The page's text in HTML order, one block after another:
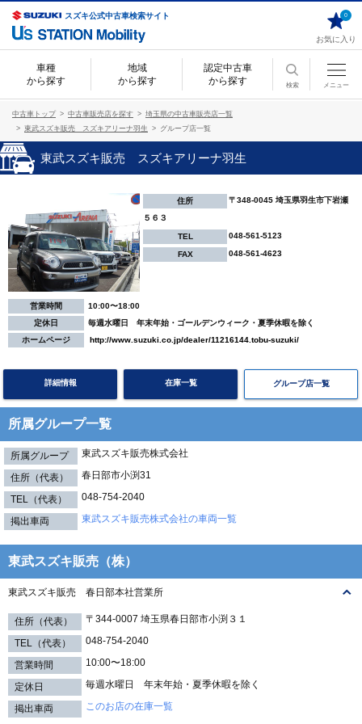
スズキ公式中古車検索サイト
お気に入り
0
車種
から探す
地域
から探す
認定中古車
から探す
検索 メニュー
中古車トップ 中古車販売店を探す
埼玉県の中古車販売店一覧
東武スズキ販売 スズキアリーナ羽生
グループ店一覧
東武スズキ販売 スズキアリーナ羽生
住所 〒348-0045 埼玉県羽生市下岩瀬
５６３
TEL 048-561-5123
FAX 048-561-4623
営業時間
10:00〜18:00
定休日
毎週水曜日 年末年始・ゴールデンウィーク・夏季休暇を除く
ホームページ
http://www.suzuki.co.jp/dealer/11216144.tobu-suzuki/
詳細情報 在庫一覧 グループ店一覧
所属グループ一覧
東武スズキ販売株式会社
春日部市小渕31
048-754-2040
東武スズキ販売株式会社の車両一覧
東武スズキ販売（株）
東武スズキ販売 春日部本社営業所
〒344-0007 埼玉県春日部市小渕３１
048-754-2040
10:00〜18:00
毎週水曜日 年末年始・夏季休暇を除く
このお店の在庫一覧